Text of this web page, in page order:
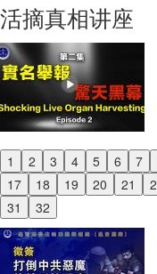
活摘真相讲座
1 2 3 4 5 6 7
17
18 19 20 21
31
32
Previous
Next